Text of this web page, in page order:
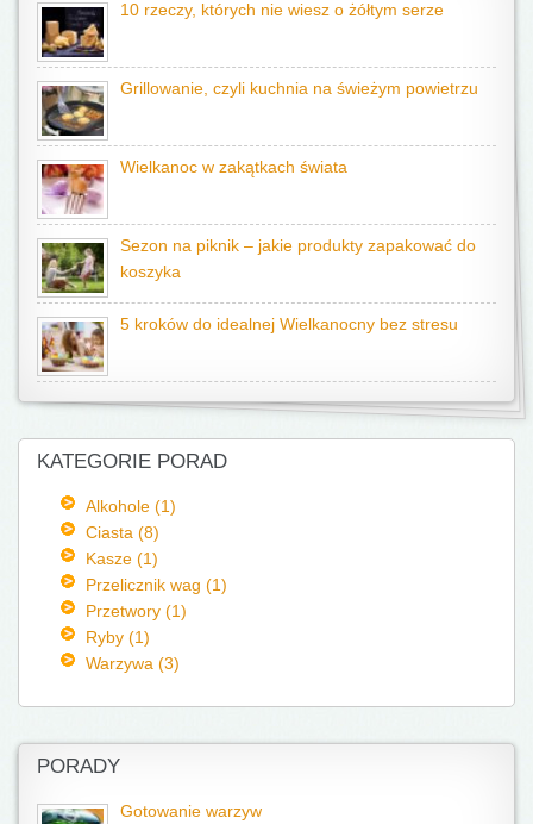
10 rzeczy, których nie wiesz o żółtym serze
Grillowanie, czyli kuchnia na świeżym powietrzu
Wielkanoc w zakątkach świata
Sezon na piknik – jakie produkty zapakować do
koszyka
5 kroków do idealnej Wielkanocny bez stresu
KATEGORIE PORAD
Alkohole (1)
Ciasta (8)
Kasze (1)
Przelicznik wag (1)
Przetwory (1)
Ryby (1)
Warzywa (3)
PORADY
Gotowanie warzyw